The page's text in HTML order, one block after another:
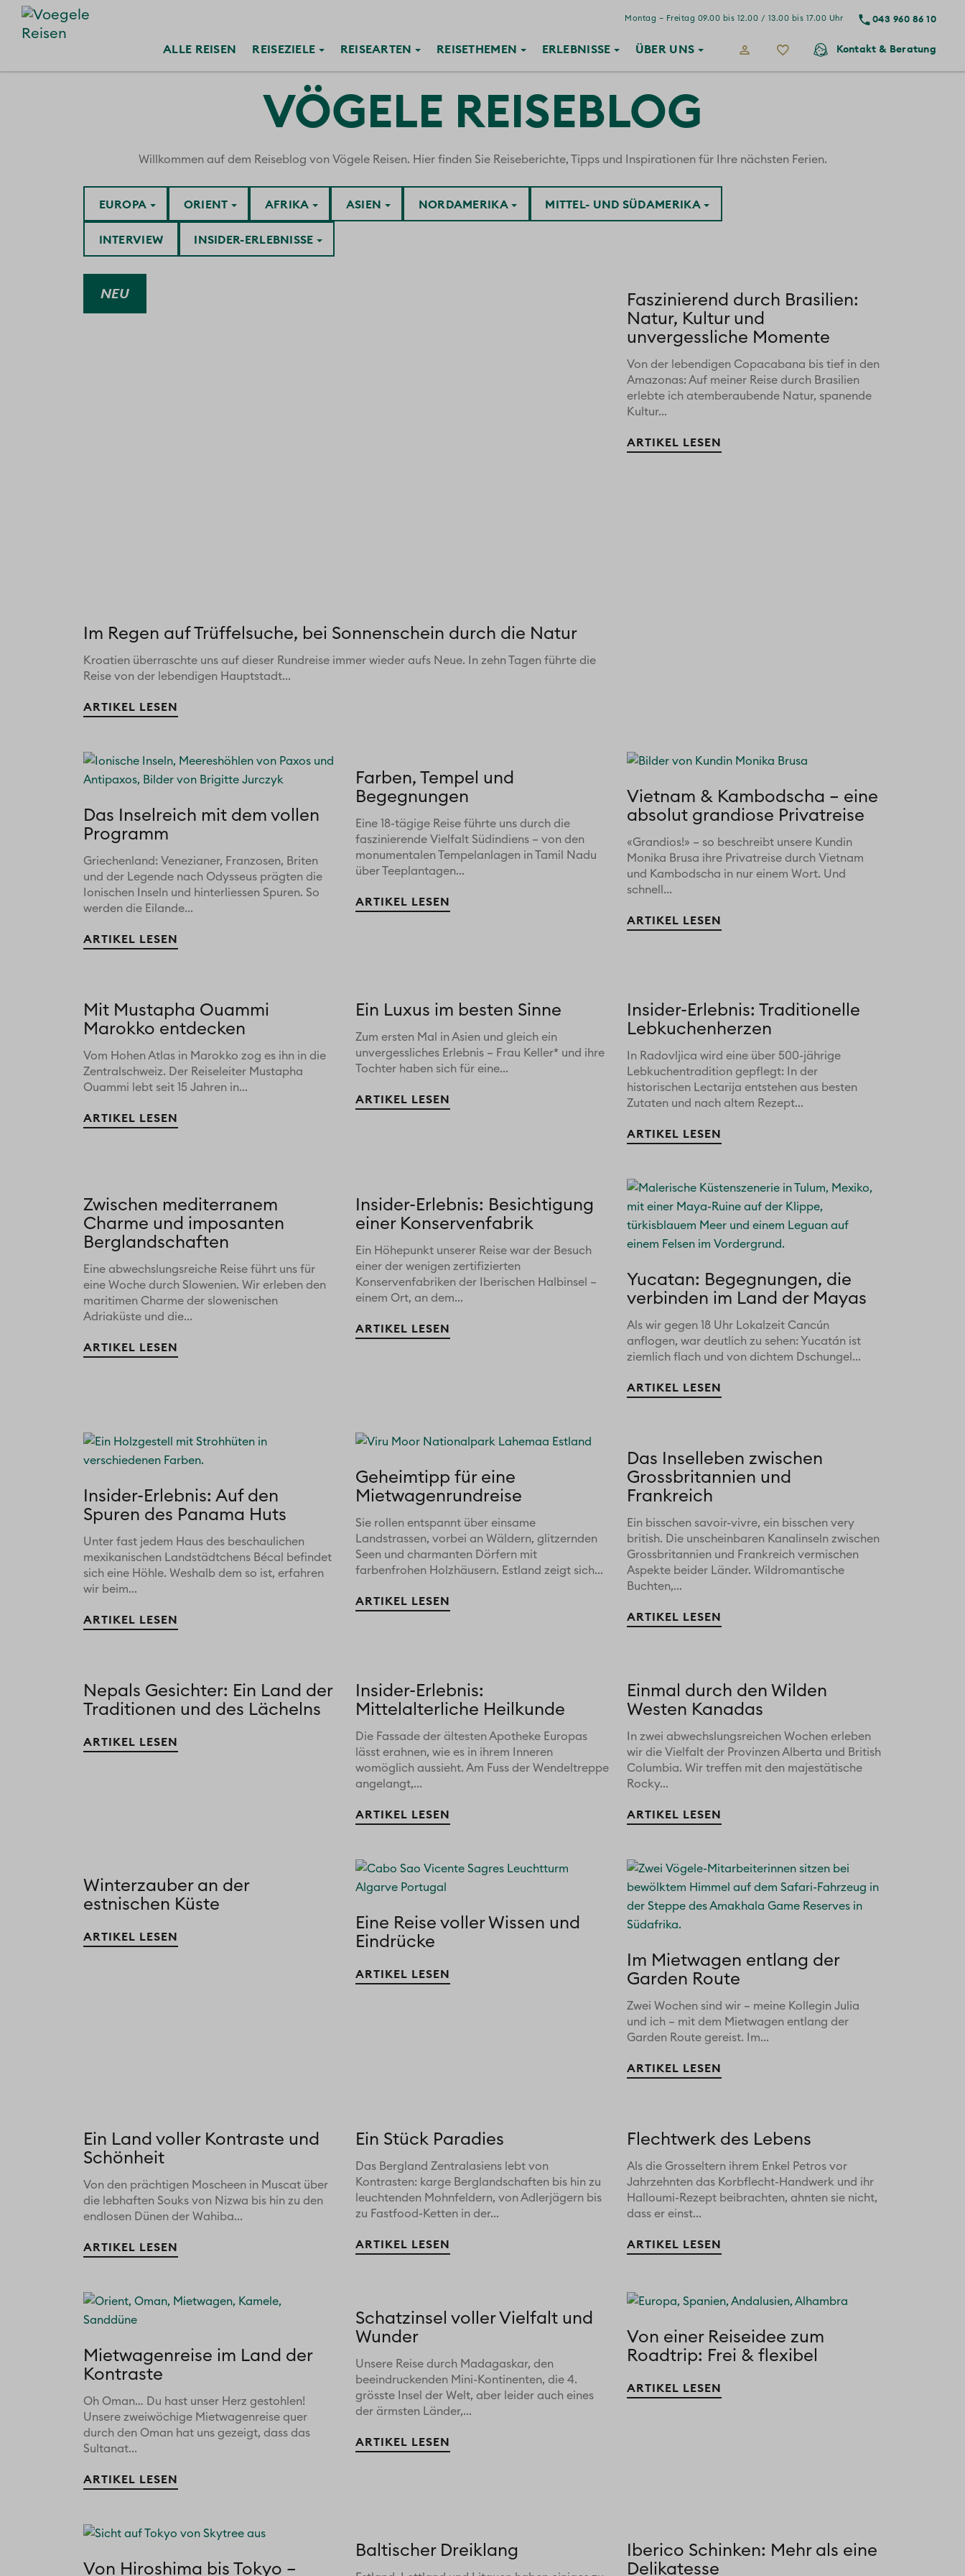
043 960 86 10
Montag – Freitag 09.00 bis 12.00 / 13.00 bis 17.00 Uhr
ALLE REISEN REISEZIELE REISEARTEN REISETHEMEN ERLEBNISSE ÜBER UNS Kontakt & Beratung
VÖGELE REISEBLOG
Willkommen auf dem Reiseblog von Vögele Reisen. Hier finden Sie Reiseberichte, Tipps und Inspirationen für Ihre nächsten Ferien.
AFRIKA ASIEN
EUROPA
INSIDER-ERLEBNISSE
INTERVIEW
MITTEL- UND SÜDAMERIKA
NORDAMERIKA
ORIENT
NEU
Im Regen auf Trüffelsuche, bei Sonnenschein durch die Natur
Kroatien überraschte uns auf dieser Rundreise immer wieder aufs Neue. In zehn Tagen führte die
Reise von der lebendigen Hauptstadt...
ARTIKEL LESEN
Faszinierend durch Brasilien:
Natur, Kultur und
unvergessliche Momente
Von der lebendigen Copacabana bis tief in den
Amazonas: Auf meiner Reise durch Brasilien
erlebte ich atemberaubende Natur, spanende
Kultur...
ARTIKEL LESEN
Das Inselreich mit dem vollen
Programm
Griechenland: Venezianer, Franzosen, Briten
und der Legende nach Odysseus prägten die
Ionischen Inseln und hinterliessen Spuren. So
werden die Eilande...
ARTIKEL LESEN
Farben, Tempel und
Begegnungen
Eine 18-tägige Reise führte uns durch die
faszinierende Vielfalt Südindiens – von den
monumentalen Tempelanlagen in Tamil Nadu
über Teeplantagen...
ARTIKEL LESEN
Vietnam & Kambodscha – eine
absolut grandiose Privatreise
«Grandios!» – so beschreibt unsere Kundin
Monika Brusa ihre Privatreise durch Vietnam
und Kambodscha in nur einem Wort. Und
schnell...
ARTIKEL LESEN
Mit Mustapha Ouammi
Marokko entdecken
Vom Hohen Atlas in Marokko zog es ihn in die
Zentralschweiz. Der Reiseleiter Mustapha
Ouammi lebt seit 15 Jahren in...
ARTIKEL LESEN
Ein Luxus im besten Sinne
Zum ersten Mal in Asien und gleich ein
unvergessliches Erlebnis – Frau Keller* und ihre
Tochter haben sich für eine...
ARTIKEL LESEN
Insider-Erlebnis: Traditionelle
Lebkuchenherzen
In Radovljica wird eine über 500-jährige
Lebkuchentradition gepflegt: In der
historischen Lectarija entstehen aus besten
Zutaten und nach altem Rezept...
ARTIKEL LESEN
Zwischen mediterranem
Charme und imposanten
Berglandschaften
Eine abwechslungsreiche Reise führt uns für
eine Woche durch Slowenien. Wir erleben den
maritimen Charme der slowenischen
Adriaküste und die...
ARTIKEL LESEN
Insider-Erlebnis: Besichtigung
einer Konservenfabrik
Ein Höhepunkt unserer Reise war der Besuch
einer der wenigen zertifizierten
Konservenfabriken der Iberischen Halbinsel –
einem Ort, an dem...
ARTIKEL LESEN
Yucatan: Begegnungen, die
verbinden im Land der Mayas
Als wir gegen 18 Uhr Lokalzeit Cancún
anflogen, war deutlich zu sehen: Yucatán ist
ziemlich flach und von dichtem Dschungel...
ARTIKEL LESEN
Insider-Erlebnis: Auf den
Spuren des Panama Huts
Unter fast jedem Haus des beschaulichen
mexikanischen Landstädtchens Bécal befindet
sich eine Höhle. Weshalb dem so ist, erfahren
wir beim...
ARTIKEL LESEN
Geheimtipp für eine
Mietwagenrundreise
Sie rollen entspannt über einsame
Landstrassen, vorbei an Wäldern, glitzernden
Seen und charmanten Dörfern mit
farbenfrohen Holzhäusern. Estland zeigt sich...
ARTIKEL LESEN
Das Inselleben zwischen
Grossbritannien und
Frankreich
Ein bisschen savoir-vivre, ein bisschen very
british. Die unscheinbaren Kanalinseln zwischen
Grossbritannien und Frankreich vermischen
Aspekte beider Länder. Wildromantische
Buchten,...
ARTIKEL LESEN
Nepals Gesichter: Ein Land der
Traditionen und des Lächelns
ARTIKEL LESEN
Insider-Erlebnis:
Mittelalterliche Heilkunde
Die Fassade der ältesten Apotheke Europas
lässt erahnen, wie es in ihrem Inneren
womöglich aussieht. Am Fuss der Wendeltreppe
angelangt,...
ARTIKEL LESEN
Einmal durch den Wilden
Westen Kanadas
In zwei abwechslungsreichen Wochen erleben
wir die Vielfalt der Provinzen Alberta und British
Columbia. Wir treffen mit den majestätische
Rocky...
ARTIKEL LESEN
Winterzauber an der
estnischen Küste
ARTIKEL LESEN
Eine Reise voller Wissen und
Eindrücke
ARTIKEL LESEN
Im Mietwagen entlang der
Garden Route
Zwei Wochen sind wir – meine Kollegin Julia
und ich – mit dem Mietwagen entlang der
Garden Route gereist. Im...
ARTIKEL LESEN
Ein Land voller Kontraste und
Schönheit
Von den prächtigen Moscheen in Muscat über
die lebhaften Souks von Nizwa bis hin zu den
endlosen Dünen der Wahiba...
ARTIKEL LESEN
Ein Stück Paradies
Das Bergland Zentralasiens lebt von
Kontrasten: karge Berglandschaften bis hin zu
leuchtenden Mohnfeldern, von Adlerjägern bis
zu Fastfood-Ketten in der...
ARTIKEL LESEN
Flechtwerk des Lebens
Als die Grosseltern ihrem Enkel Petros vor
Jahrzehnten das Korbflecht-Handwerk und ihr
Halloumi-Rezept beibrachten, ahnten sie nicht,
dass er einst...
ARTIKEL LESEN
Mietwagenreise im Land der
Kontraste
Oh Oman… Du hast unser Herz gestohlen!
Unsere zweiwöchige Mietwagenreise quer
durch den Oman hat uns gezeigt, dass das
Sultanat...
ARTIKEL LESEN
Schatzinsel voller Vielfalt und
Wunder
Unsere Reise durch Madagaskar, den
beeindruckenden Mini-Kontinenten, die 4.
grösste Insel der Welt, aber leider auch eines
der ärmsten Länder,...
ARTIKEL LESEN
Von einer Reiseidee zum
Roadtrip: Frei & flexibel
ARTIKEL LESEN
Von Hiroshima bis Tokyo –
Baltischer Dreiklang
Iberico Schinken: Mehr als eine
Delikatesse